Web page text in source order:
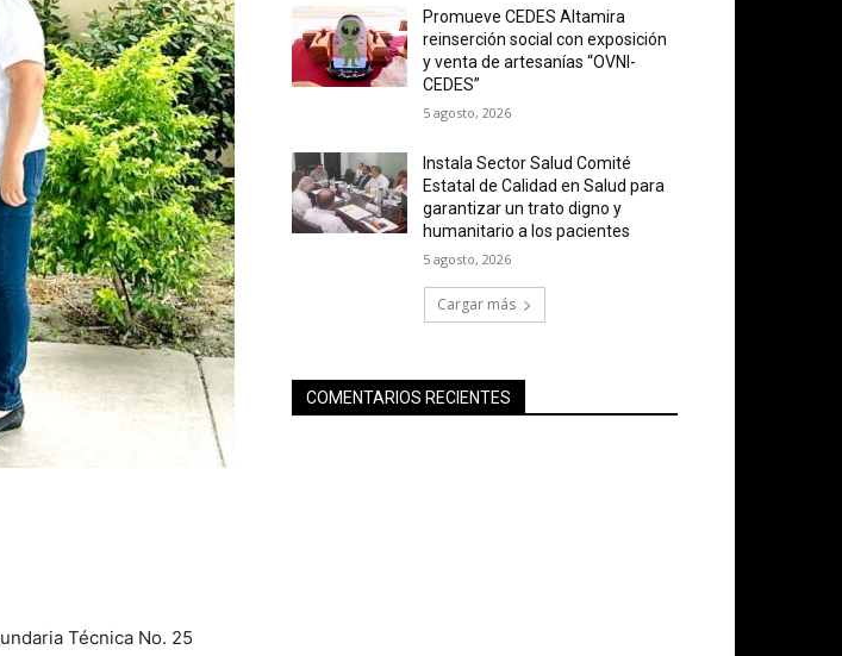
Técnica No. 25
Promueve CEDES Altamira
reinserción social con exposición
y venta de artesanías “OVNI-
CEDES”
5 agosto, 2026
Instala Sector Salud Comité
Estatal de Calidad en Salud para
garantizar un trato digno y
humanitario a los pacientes
5 agosto, 2026
Cargar más
COMENTARIOS RECIENTES